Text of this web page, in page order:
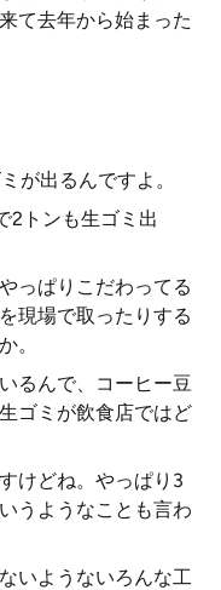
て去年から始まった
が出るんですよ。
2トンも生ゴミ出
っぱりこだわってる
現場で取ったりする
。
るんで、コーヒー豆
ゴミが飲食店ではど
けどね。やっぱり3
うようなことも言わ
いようないろんな工